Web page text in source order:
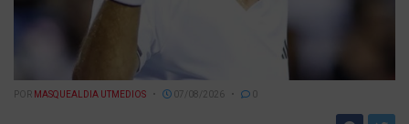
POR MASQUEALDIA UTMEDIOS 07/08/2026 0